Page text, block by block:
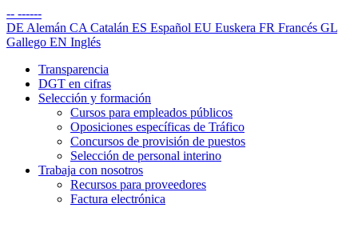
-- ------
DE Alemán CA Catalán ES Español EU Euskera FR Francés GL
Gallego EN Inglés
Transparencia
DGT en cifras
Selección y formación
Cursos para empleados públicos
Oposiciones específicas de Tráfico
Concursos de provisión de puestos
Selección de personal interino
Trabaja con nosotros
Recursos para proveedores
Factura electrónica